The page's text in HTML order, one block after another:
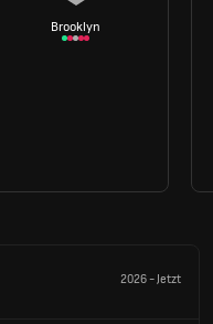
Brooklyn
2026-Jetzt